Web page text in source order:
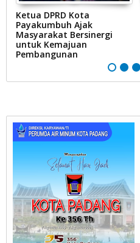
Ketua DPRD Kota
Payakumbuh Ajak
Masyarakat Bersinergi
untuk Kemajuan
Pembangunan